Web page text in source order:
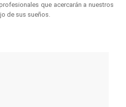
que acercarán a nuestros
de sus sueños.